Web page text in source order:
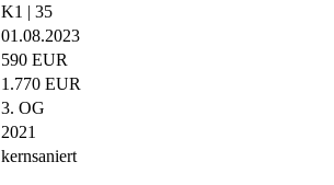
K1 | 35
01.08.2023
590 EUR
1.770 EUR
3. OG
2021
kernsaniert